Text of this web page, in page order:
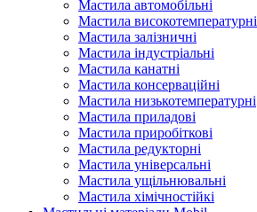
Мастила автомобільні
Мастила високотемпературні
Мастила залізничні
Мастила індустріальні
Мастила канатні
Мастила консерваційні
Мастила низькотемпературні
Мастила приладові
Мастила приробіткові
Мастила редукторні
Мастила універсальні
Мастила ущільнювальні
Мастила хімічностійкі